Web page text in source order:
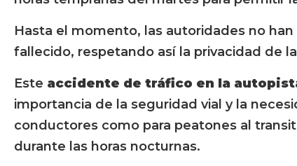
Hasta el momento, las autoridades no
fallecido, respetando así la privacidad de
Este accidente de tráfico en la
importancia de la seguridad vial y la
conductores como para peatones al
durante las horas nocturnas.